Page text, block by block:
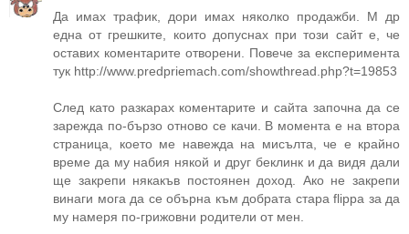
Да имах трафик, дори имах няколко продажби. М др
една от грешките, които допуснах при този сайт е, че
оставих коментарите отворени. Повече за експеримента
тук http://www.predpriemach.com/showthread.php?t=19853
След като разкарах коментарите и сайта започна да се
зарежда по-бързо отново се качи. В момента е на втора
страница, което ме навежда на мисълта, че е крайно
време да му набия някой и друг беклинк и да видя дали
ще закрепи някакъв постоянен доход. Ако не закрепи
винаги мога да се обърна към добрата стара flippa за да
му намеря по-грижовни родители от мен.